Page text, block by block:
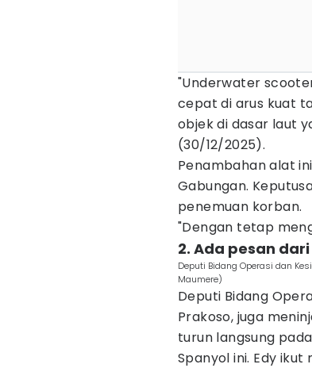
"Underwater
cepat di arus kuat
objek di dasar laut
(30/12/2025).
Penambahan alat
Gabungan.
penemuan korban.
"Dengan tetap
2. Ada pesan
Deputi Bidang Operasi dan
Maumere)
Deputi Bidang
Prakoso, juga
turun langsung
Spanyol ini. Edy